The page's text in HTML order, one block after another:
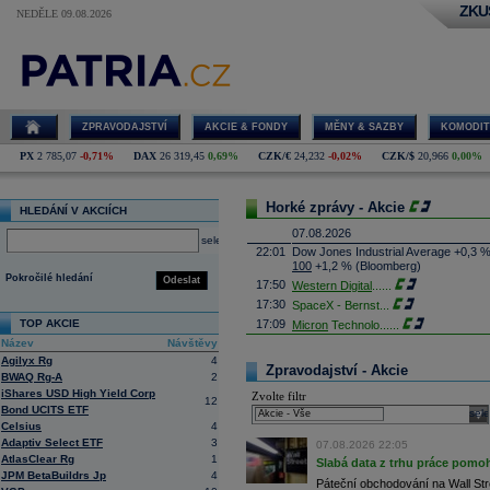
NEDĚLE 09.08.2026
ZPRAVODAJSTVÍ AKCIE & FONDY MĚNY & SAZBY
PX 2 785,07 -0,71% DAX 26 319,45 0,69% CZK/€ 24,232 -0,02% CZK/$ 20,966 0,00%
HLEDÁNÍ V AKCIÍCH
select
Odeslat
Pokročilé hledání
TOP AKCIE
Název
Návštěvy
Agilyx Rg
4
BWAQ Rg-A
2
iShares USD High Yield Corp
Bond UCITS ETF
12
Celsius
4
Adaptiv Select ETF
3
AtlasClear Rg
1
JPM BetaBuildrs Jp
4
Horké zprávy - Akcie
07.08.2026
22:01
Dow Jones Industrial Average +0,3
100 +1,2 % (Bloomberg)
17:50 Western Digital
17:30 SpaceX - Bernst
17:09 Micron Technolo
16:26
Objem obchodů s akciemi na
obchodů za poslední rok je 0,665
16:23 Zvýšení výroby balistických střel
nějakou dobu potrvá. Agentuře
Armin Papperger. Společná výroba
doplnit arzenál Spojeným státům,
(ČTK)
16:07 Conocophillips
Zpravodajství - Akcie
Zvolte filtr
07.08.2026 22:05
Slabá data z trhu práce
Páteční obchodování na Wall